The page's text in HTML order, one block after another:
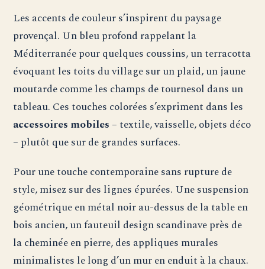
Les accents de couleur s’inspirent du paysage
provençal. Un bleu profond rappelant la
Méditerranée pour quelques coussins, un terracotta
évoquant les toits du village sur un plaid, un jaune
moutarde comme les champs de tournesol dans un
tableau. Ces touches colorées s’expriment dans les
accessoires mobiles – textile, vaisselle, objets déco
– plutôt que sur de grandes surfaces.
Pour une touche contemporaine sans rupture de
style, misez sur des lignes épurées. Une suspension
géométrique en métal noir au-dessus de la table en
bois ancien, un fauteuil design scandinave près de
la cheminée en pierre, des appliques murales
minimalistes le long d’un mur en enduit à la chaux.